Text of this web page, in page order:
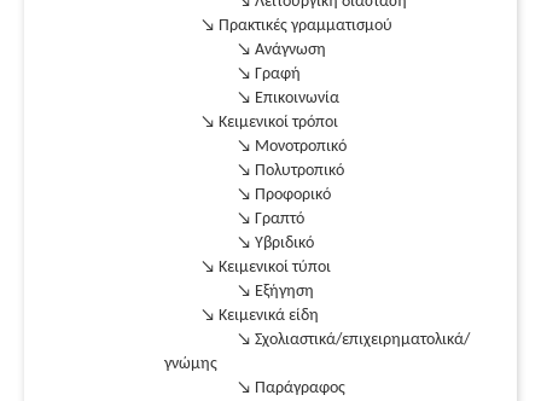
↘ Πρακτικές γραμματισμού
↘ Ανάγνωση
↘ Γραφή
↘ Επικοινωνία
↘ Κειμενικοί τρόποι
↘ Μονοτροπικό
↘ Πολυτροπικό
↘ Προφορικό
↘ Γραπτό
↘ Υβριδικό
↘ Κειμενικοί τύποι
↘ Εξήγηση
↘ Κειμενικά είδη
↘ Σχολιαστικά/επιχειρηματολικά/
γνώμης
↘ Παράγραφος